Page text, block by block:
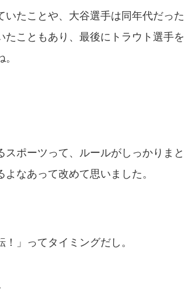
たことや、大谷選手は同年代だった
こともあり、最後にトラウト選手を
ポーツって、ルールがしっかりまと
なあって改めて思いました。
」ってタイミングだし。